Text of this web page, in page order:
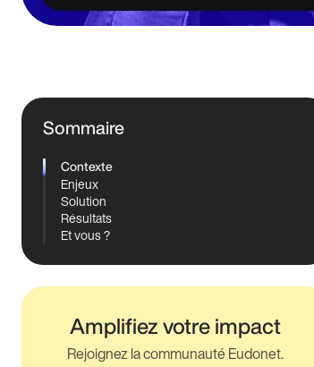
Sommaire
Contexte
Enjeux
Solution
Résultats
Et vous ?
Amplifiez votre impact
Rejoignez la communauté Eudonet.